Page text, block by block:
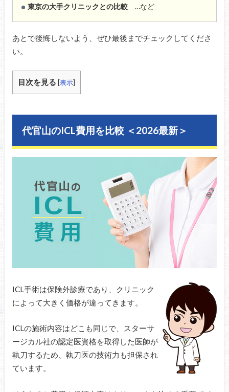
東京の大手クリニックとの比較 …など
あとで後悔しないよう、ぜひ最後までチェックしてくださ
い。
目次を見る [表示]
代官山のICL費用を比較 ＜2026最新＞
ICL手術は保険外診療であり、クリニック
によって大きく価格が違ってきます。
ICLの施術内容はどこも同じで、スターサ
ージカル社の認定医資格を取得した医師が
執刀するため、執刀医の技術力も担保され
ています。